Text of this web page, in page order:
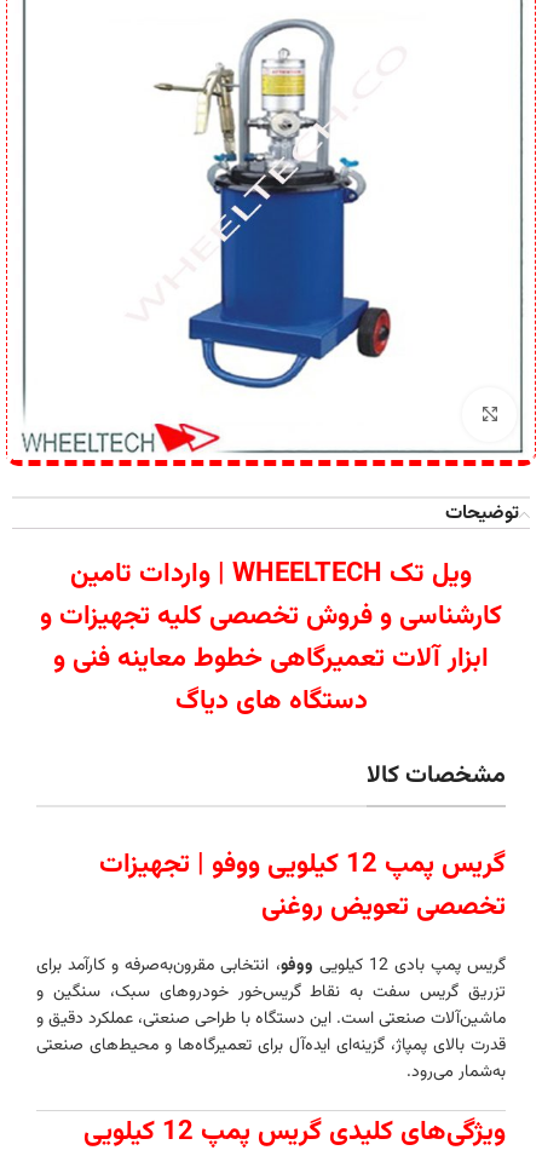
توضیحات
ویل تک WHEELTECH | واردات تامین
کارشناسی و فروش تخصصی کلیه تجهیزات و
ابزار آلات تعمیرگاهی خطوط معاینه فنی و
دستگاه های دیاگ
مشخصات کالا
گریس پمپ 12 کیلویی ووفو | تجهیزات
تخصصی تعویض روغنی
گریس پمپ بادی 12 کیلویی ووفو، انتخابی مقرون‌به‌صرفه و کارآمد برای
تزریق گریس سفت به نقاط گریس‌خور خودروهای سبک، سنگین و
ماشین‌آلات صنعتی است. این دستگاه با طراحی صنعتی، عملکرد دقیق و
قدرت بالای پمپاژ، گزینه‌ای ایده‌آل برای تعمیرگاه‌ها و محیط‌های صنعتی
به‌شمار می‌رود.
ویژگی‌های کلیدی گریس پمپ 12 کیلویی